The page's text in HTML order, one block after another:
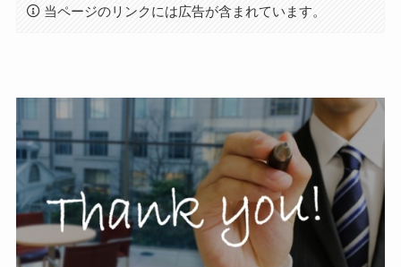
当ページのリンクには広告が含まれています。